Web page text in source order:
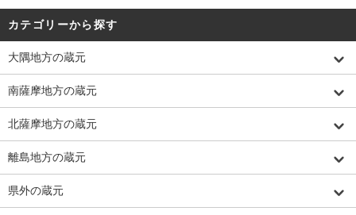
カテゴリーから探す
大隅地方の蔵元
南薩摩地方の蔵元
北薩摩地方の蔵元
離島地方の蔵元
県外の蔵元